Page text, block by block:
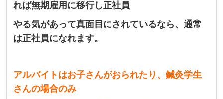
れば無期雇用に移行し正社員
やる気があって真面目にされているなら、通常
は正社員になれます。
アルバイトはお子さんがおられたり、鍼灸学生
さんの場合のみ